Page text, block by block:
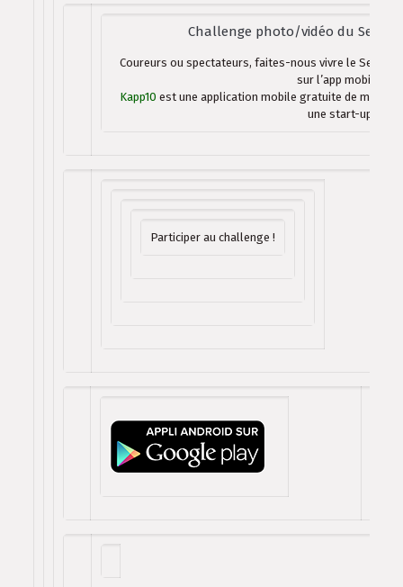
Challenge photo/vidéo du
Coureurs ou spectateurs, faites-nous vivre le
sur l’app mobile
Kapp10 est une application mobile gratuite de
une start-up
Participer au challenge !